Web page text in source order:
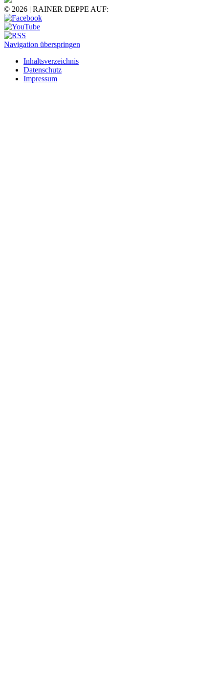
© 2026 | RAINER DEPPE AUF:
Navigation überspringen
Inhaltsverzeichnis
Datenschutz
Impressum